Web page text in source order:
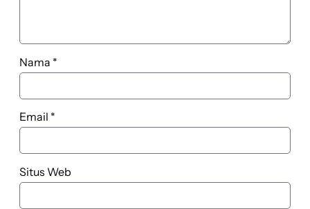
Nama *
Email *
Situs Web